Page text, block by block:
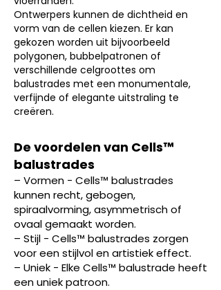
Ontwerpers kunnen de dichtheid en
vorm van de cellen kiezen. Er kan
gekozen worden uit bijvoorbeeld
polygonen, bubbelpatronen of
verschillende celgroottes om
balustrades met een monumentale,
verfijnde of elegante uitstraling te
creëren.
De voordelen van Cells™
balustrades
– Vormen - Cells™ balustrades
kunnen recht, gebogen,
spiraalvorming, asymmetrisch of
ovaal gemaakt worden.
– Stijl - Cells™ balustrades zorgen
voor een stijlvol en artistiek effect.
– Uniek - Elke Cells™ balustrade heeft
een uniek patroon.